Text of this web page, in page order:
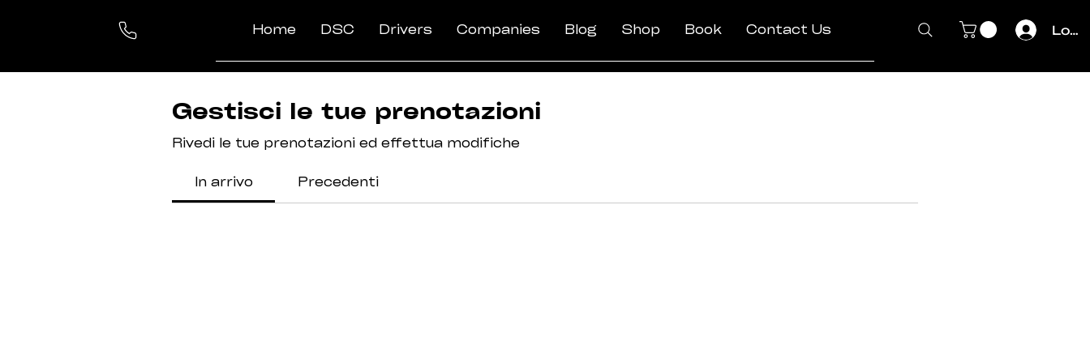
Home DSC Drivers Companies Blog Shop Book Contact Us Log
Gestisci le tue prenotazioni
Rivedi le tue prenotazioni ed effettua modifiche
In arrivo Precedenti